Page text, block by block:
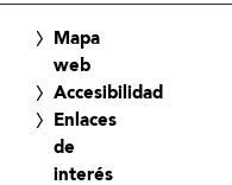
Mapa
web
Accesibilidad
Enlaces
de
interés